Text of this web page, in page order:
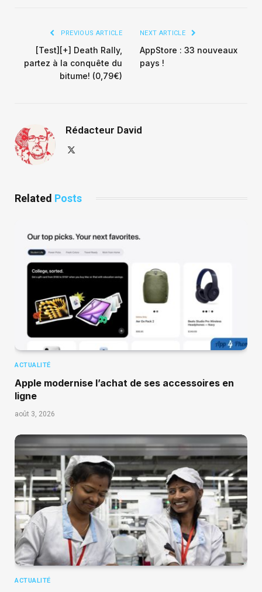
PREVIOUS ARTICLE
[Test][+] Death Rally,
partez à la conquête du
bitume! (0,79€)
NEXT ARTICLE
AppStore : 33 nouveaux
pays !
Rédacteur David
Related Posts
ACTUALITÉ
Apple modernise l’achat de ses accessoires en
ligne
août 3, 2026
ACTUALITÉ